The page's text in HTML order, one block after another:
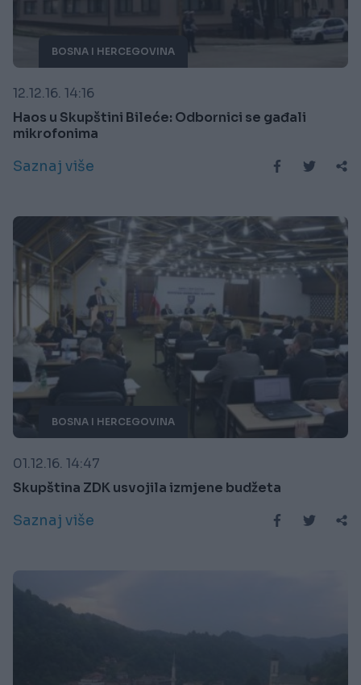
BOSNA I HERCEGOVINA
12.12.16. 14:16
Haos u Skupštini Bileće: Odbornici se gađali
mikrofonima
Saznaj više
BOSNA I HERCEGOVINA
01.12.16. 14:47
Skupština ZDK usvojila izmjene budžeta
Saznaj više